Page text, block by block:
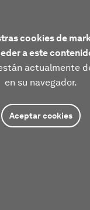
cookies de
a este
actualmente
en su navegador.
Aceptar cookies